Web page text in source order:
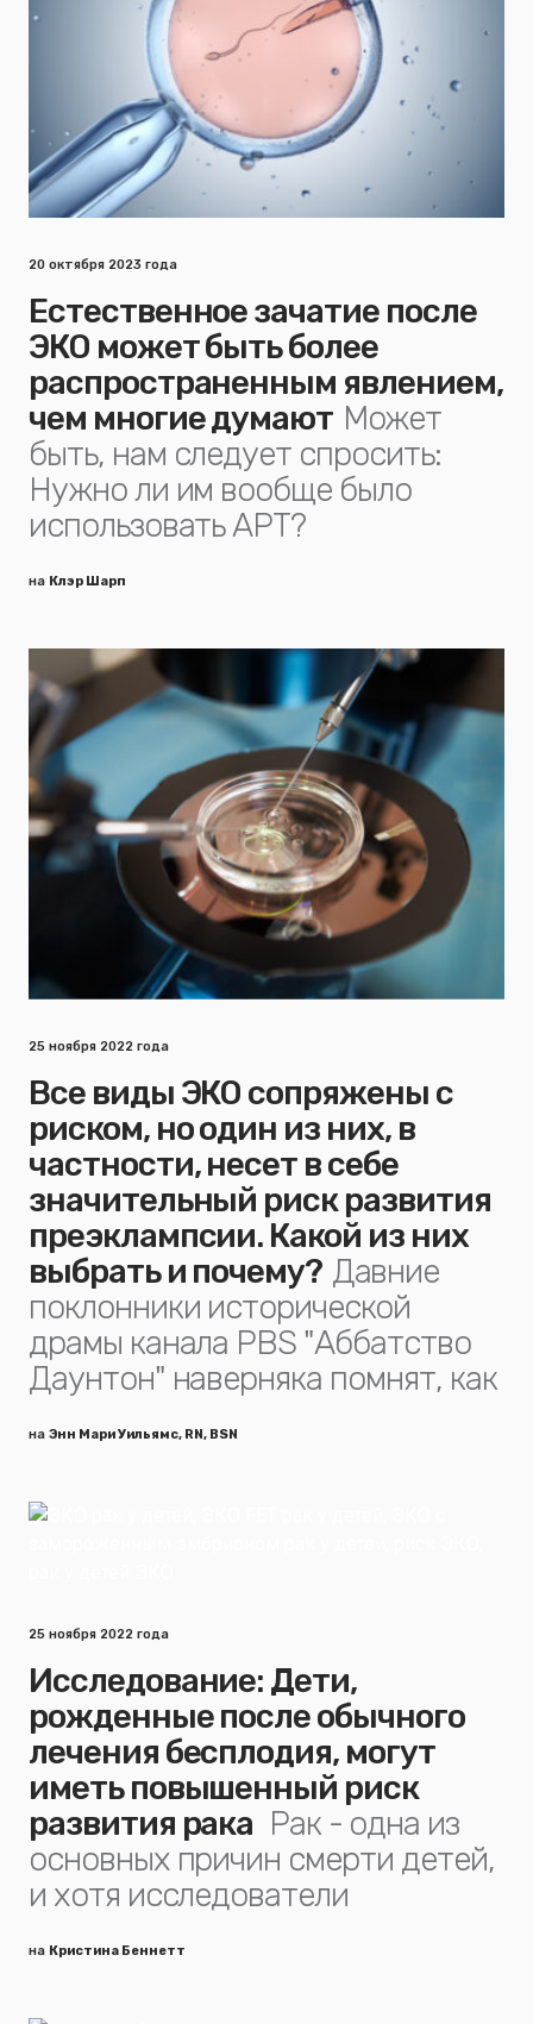
20 октября 2023 года
Естественное зачатие после
ЭКО может быть более
распространенным явлением,
чем многие думают Может
быть, нам следует спросить:
Нужно ли им вообще было
использовать АРТ?
на Клэр Шарп
25 ноября 2022 года
Все виды ЭКО сопряжены с
риском, но один из них, в
частности, несет в себе
значительный риск развития
преэклампсии. Какой из них
выбрать и почему? Давние
поклонники исторической
драмы канала PBS "Аббатство
Даунтон" наверняка помнят, как
на Энн Мари Уильямс, RN, BSN
25 ноября 2022 года
Исследование: Дети,
рожденные после обычного
лечения бесплодия, могут
иметь повышенный риск
развития рака Рак - одна из
основных причин смерти детей,
и хотя исследователи
на Кристина Беннетт